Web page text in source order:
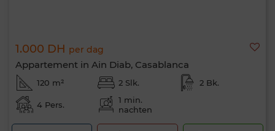
1.000 DH per dag
Appartement in Ain Diab, Casablanca
120 m² 2 Slk. 2 Bk.
4 Pers.
1 min.
nachten